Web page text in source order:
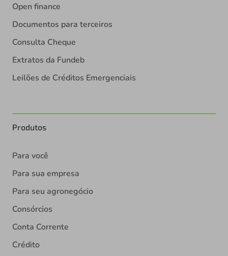
Open finance
Documentos para terceiros
Consulta Cheque
Extratos da Fundeb
Leilões de Créditos Emergenciais
Produtos
Para você
Para sua empresa
Para seu agronegócio
Consórcios
Conta Corrente
Crédito